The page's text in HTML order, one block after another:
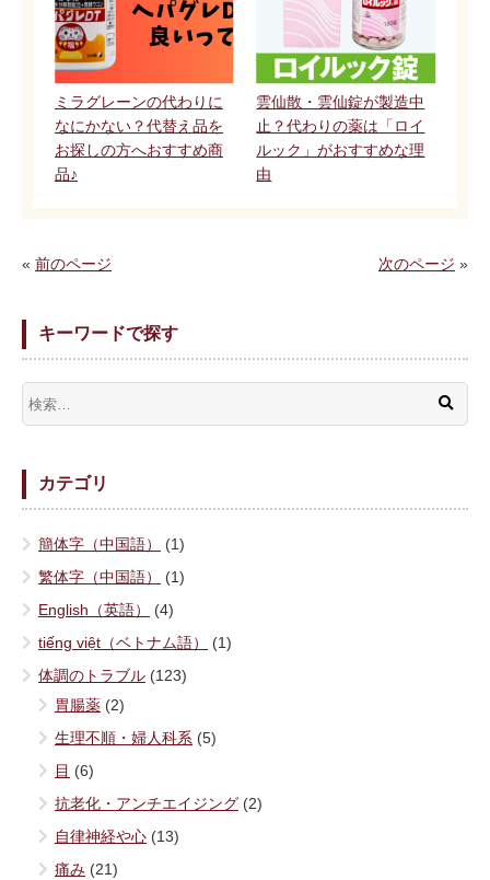
ミラグレーンの代わりに
なにかない？代替え品を
お探しの方へおすすめ商
品♪
雲仙散・雲仙錠が製造中
止？代わりの薬は「ロイ
ルック」がおすすめな理
由
« 前のページ 次のページ »
キーワードで探す
カテゴリ
簡体字（中国語）
(1)
繁体字（中国語）
(1)
English（英語）
(4)
tiếng việt（ベトナム語）
(1)
体調のトラブル (123)
胃腸薬 (2)
生理不順・婦人科系 (5)
目 (6)
抗老化・アンチエイジング (2)
自律神経や心 (13)
痛み (21)